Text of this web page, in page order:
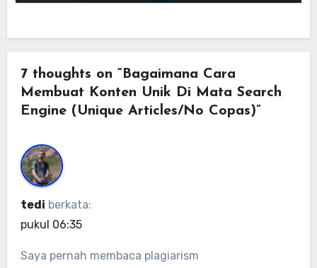
7 thoughts on “Bagaimana Cara
Membuat Konten Unik Di Mata Search
Engine (Unique Articles/No Copas)”
tedi berkata:
pukul 06:35
Saya pernah membaca plagiarism